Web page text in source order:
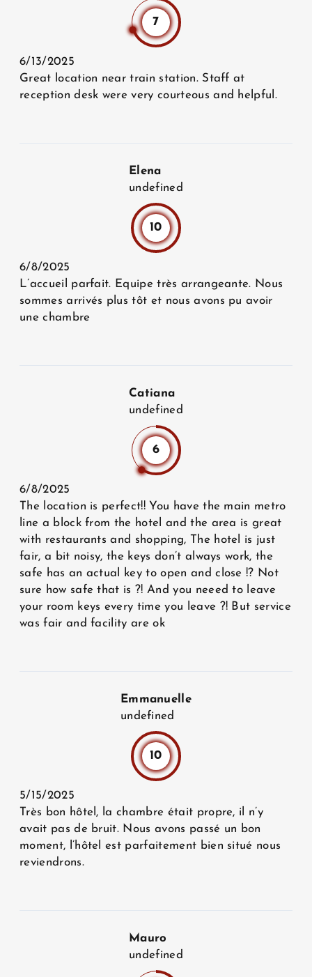
7
6/13/2025
Great location near train station. Staff at
reception desk were very courteous and helpful.
Elena
undefined
10
6/8/2025
L’accueil parfait. Equipe très arrangeante. Nous
sommes arrivés plus tôt et nous avons pu avoir
une chambre
Catiana
undefined
6
6/8/2025
The location is perfect!! You have the main metro
line a block from the hotel and the area is great
with restaurants and shopping, The hotel is just
fair, a bit noisy, the keys don’t always work, the
safe has an actual key to open and close !? Not
sure how safe that is ?! And you neeed to leave
your room keys every time you leave ?! But service
was fair and facility are ok
Emmanuelle
undefined
10
5/15/2025
Très bon hôtel, la chambre était propre, il n’y
avait pas de bruit. Nous avons passé un bon
moment, l’hôtel est parfaitement bien situé nous
reviendrons.
Mauro
undefined